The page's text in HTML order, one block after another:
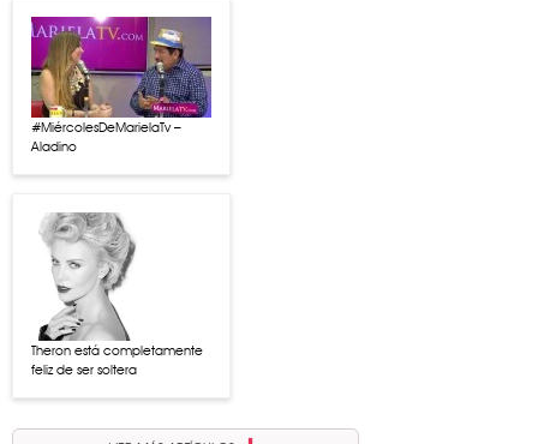
#MiércolesDeMarielaTv –
Aladino
Theron está completamente
feliz de ser soltera